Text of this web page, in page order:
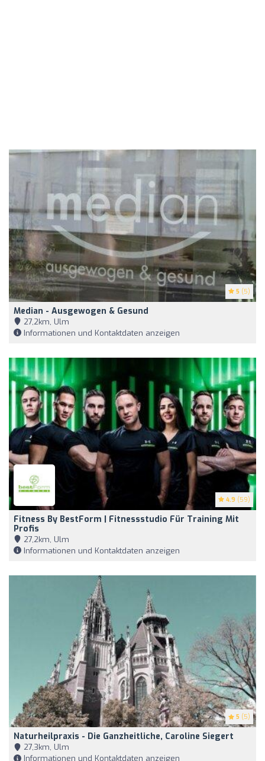
5 (5)
Median - Ausgewogen & Gesund
27,2km, Ulm
Informationen und Kontaktdaten anzeigen
4.9 (59)
Fitness By BestForm | Fitnessstudio Für Training Mit
Profis
27,2km, Ulm
Informationen und Kontaktdaten anzeigen
5 (5)
Naturheilpraxis - Die Ganzheitliche, Caroline Siegert
27,3km, Ulm
Informationen und Kontaktdaten anzeigen